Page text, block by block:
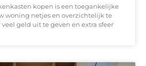
kopen is een toegankelijke
woning netjes en overzichtelijk te
geld uit te geven en extra sfeer